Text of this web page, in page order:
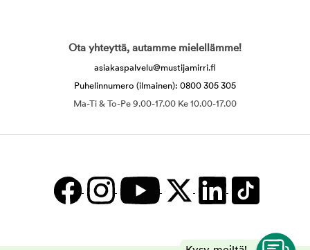
Ota yhteyttä, autamme mielellämme!
asiakaspalvelu@mustijamirri.fi
Puhelinnumero (ilmainen): 0800 305 305
Ma-Ti & To-Pe 9.00-17.00 Ke 10.00-17.00